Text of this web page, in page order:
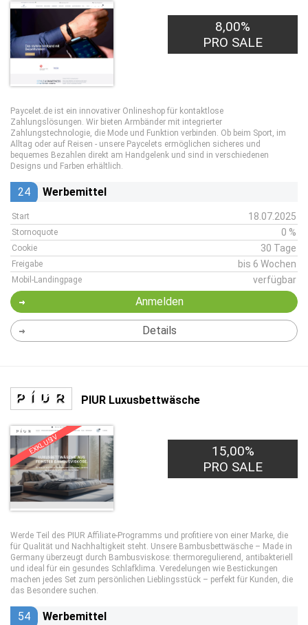
8,00%
PRO SALE
Paycelet.de ist ein innovativer Onlineshop für kontaktlose
Zahlungslösungen. Wir bieten Armbänder mit integrierter
Zahlungstechnologie, die Mode und Funktion verbinden. Ob beim Sport, im
Alltag oder auf Reisen - unsere Paycelets ermöglichen sicheres und
bequemes Bezahlen direkt am Handgelenk und sind in verschiedenen
Designs und Farben erhältlich.
24 Werbemittel
Start 18.07.2025
Stornoquote 0 %
Cookie 30 Tage
Freigabe bis 6 Wochen
Mobil-Landingpage verfügbar
Anmelden
Details
PIUR Luxusbettwäsche
EXKLUSIV
15,00%
PRO SALE
Werde Teil des PIUR Affiliate-Programms und profitiere von einer Marke, die
für Qualität und Nachhaltigkeit steht. Unsere Bambusbettwäsche – Made in
Germany überzeugt durch Bambusviskose: thermoregulierend, antibakteriell
und ideal für ein gesundes Schlafklima. Veredelungen wie Bestickungen
machen jedes Set zum persönlichen Lieblingsstück – perfekt für Kunden, die
das Besondere suchen.
54 Werbemittel